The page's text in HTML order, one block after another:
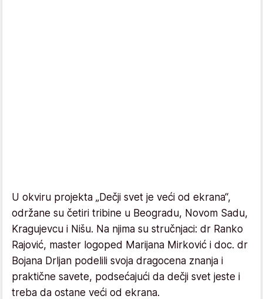
U okviru projekta „Dečji svet je veći od ekrana“,
održane su četiri tribine u Beogradu, Novom Sadu,
Kragujevcu i Nišu. Na njima su stručnjaci: dr Ranko
Rajović, master logoped Marijana Mirković i doc. dr
Bojana Drljan podelili svoja dragocena znanja i
praktične savete, podsećajući da dečji svet jeste i
treba da ostane veći od ekrana.